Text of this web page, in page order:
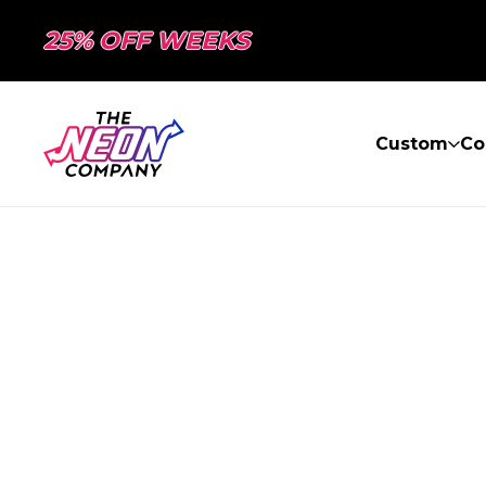
25% OFF WEEKS
Custom